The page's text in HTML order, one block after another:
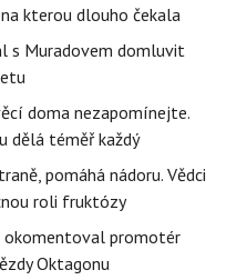
kterou dlouho čekala
s Muradovem domluvit
doma nezapomínejte.
dělá téměř každý
pomáhá nádoru. Vědci
roli fruktózy
okomentoval promotér
Oktagonu